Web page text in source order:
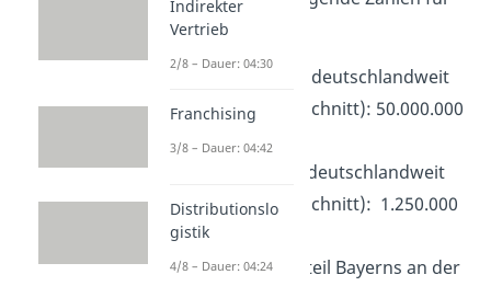
das Jahr 2019:
PKW-Bestand deutschlandweit
(Jahresdurchschnitt): 50.000.000
Stück
SUV-Bestand deutschlandweit
(Jahresdurchschnitt): 1.250.000
Stück
Einwohneranteil Bayerns an der
Indirekter
Vertrieb
2/8 – Dauer: 04:30
Franchising
3/8 – Dauer: 04:42
Distributionslo
gistik
4/8 – Dauer: 04:24